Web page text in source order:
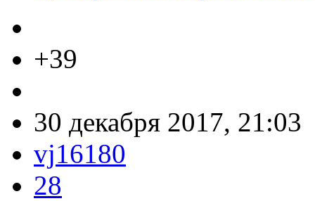
+39
30 декабря 2017, 21:03
vj16180
28